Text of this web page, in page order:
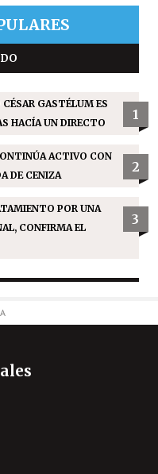
GASTÉLUM ES
HACÍA UN DIRECTO
1
ACTIVO CON
DE CENIZA
2
POR UNA
CONFIRMA EL
3